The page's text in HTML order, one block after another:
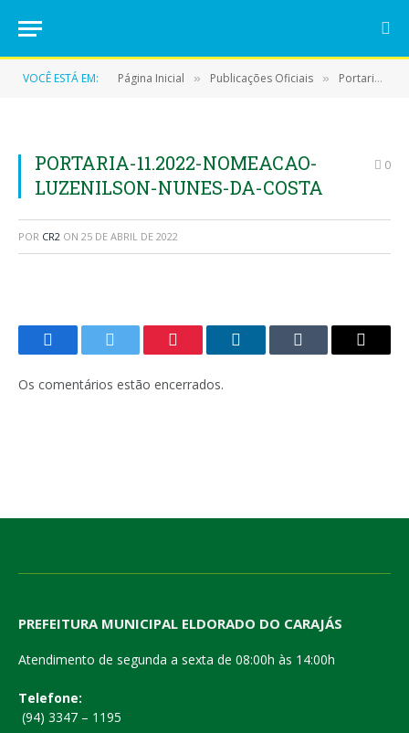
VOCÊ ESTÁ EM: Página Inicial » Publicações Oficiais » Portarias
PORTARIA-11.2022-NOMEACAO-
LUZENILSON-NUNES-DA-COSTA
0
POR CR2 ON 25 DE ABRIL DE 2022
FacebookTwitter Pinterest LinkedInTumblr
E-
Os comentários estão encerrados.
PREFEITURA MUNICIPAL ELDORADO DO CARAJÁS
Atendimento de segunda a sexta de 08:00h às 14:00h
Telefone:
(94) 3347 – 1195